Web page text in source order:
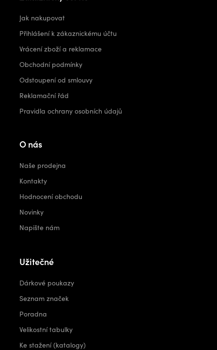
Jak nakupovat
Přihlášení k zákaznickému účtu
Vrácení zboží a reklamace
Obchodní podmínky
Odstoupení od smlouvy
Reklamační řád
Pravidla ochrany osobních údajů
O nás
Naše prodejna
Kontakty
Hodnocení obchodu
Novinky
Napište nám
Užitečné
Dárkové poukazy
Seznam značek
Poradna
Velikostní tabulky
Ke stažení (katalogy)